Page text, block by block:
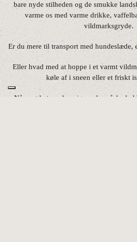
bare nyde stilheden og de smukke
varme os med varme drikke,
vildmarksgryde.
Er du mere til transport med hundeslæde,
Eller hvad med at hoppe i et varmt
køle af i sneen eller et friskt
Når mørket sænker sig, er du måske